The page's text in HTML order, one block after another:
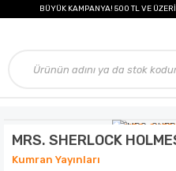
BÜYÜK KAMPANYA! 500 TL VE
MRS. SHERLOCK
Kumran Yayınları